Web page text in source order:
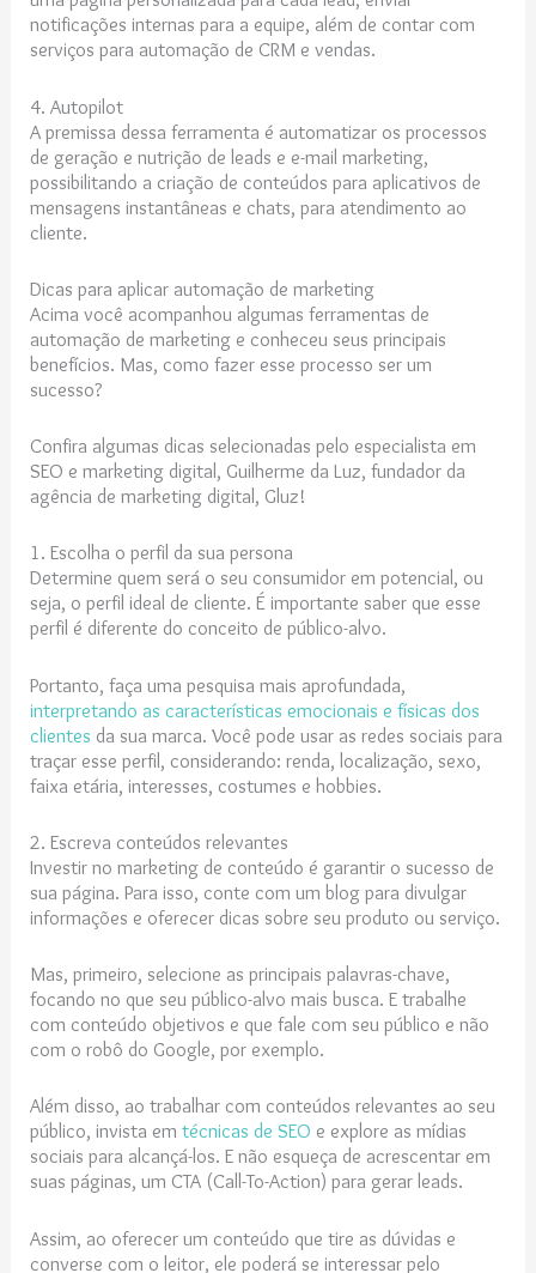
notificações internas para a equipe, além de contar com
serviços para automação de CRM e vendas.
4. Autopilot
A premissa dessa ferramenta é automatizar os processos
de geração e nutrição de leads e e-mail marketing,
possibilitando a criação de conteúdos para aplicativos de
mensagens instantâneas e chats, para atendimento ao
cliente.
Dicas para aplicar automação de marketing
Acima você acompanhou algumas ferramentas de
automação de marketing e conheceu seus principais
benefícios. Mas, como fazer esse processo ser um
sucesso?
Confira algumas dicas selecionadas pelo especialista em
SEO e marketing digital, Guilherme da Luz, fundador da
agência de marketing digital, Gluz!
1. Escolha o perfil da sua persona
Determine quem será o seu consumidor em potencial, ou
seja, o perfil ideal de cliente. É importante saber que esse
perfil é diferente do conceito de público-alvo.
Portanto, faça uma pesquisa mais aprofundada,
interpretando as características emocionais e físicas dos
clientes da sua marca. Você pode usar as redes sociais para
traçar esse perfil, considerando: renda, localização, sexo,
faixa etária, interesses, costumes e hobbies.
2. Escreva conteúdos relevantes
Investir no marketing de conteúdo é garantir o sucesso de
sua página. Para isso, conte com um blog para divulgar
informações e oferecer dicas sobre seu produto ou serviço.
Mas, primeiro, selecione as principais palavras-chave,
focando no que seu público-alvo mais busca. E trabalhe
com conteúdo objetivos e que fale com seu público e não
com o robô do Google, por exemplo.
Além disso, ao trabalhar com conteúdos relevantes ao seu
público, invista emtécnicas de SEO e explore as mídias
sociais para alcançá-los. E não esqueça de acrescentar em
suas páginas, um CTA (Call-To-Action) para gerar leads.
Assim, ao oferecer um conteúdo que tire as dúvidas e
converse com o leitor, ele poderá se interessar pelo